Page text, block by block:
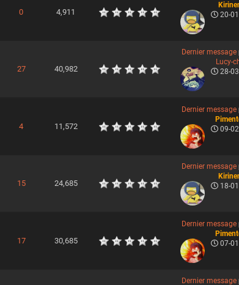
0 4,911
20-
27 40,982
Dernier message
Lucy-
28-
4 11,572
Dernier message
09-
15 24,685
Dernier message
18-
17 30,685
Dernier message
07-
Dernier message